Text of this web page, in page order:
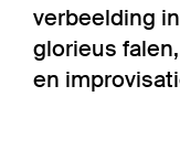
verbeelding
glorieus
en